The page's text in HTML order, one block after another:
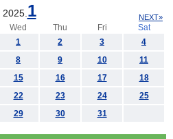
2025. 1 NEXT»
Wed Thu Fri
Sat
1
2 3
4
8 9 10
11
15 16 17
18
22 23 24
25
29 30 31